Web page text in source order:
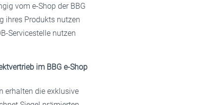
vom e-Shop der BBG
ihres Produkts nutzen
Servicestelle nutzen
im BBG e-Shop
erhalten die exklusive